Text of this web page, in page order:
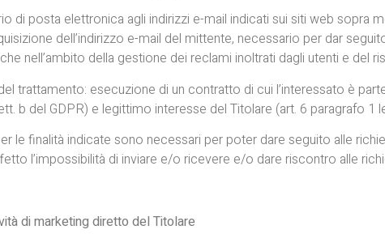
di posta elettronica agli indirizzi e-mail indicati sui siti web
dell’indirizzo e-mail del mittente, necessario per dar
nell’ambito della gestione dei reclami inoltrati dagli utenti e del
trattamento: esecuzione di un contratto di cui l’interessato è
b del GDPR) e legittimo interesse del Titolare (art. 6 paragrafo 1
le finalità indicate sono necessari per poter dare seguito alle
l’impossibilità di inviare e/o ricevere e/o dare riscontro alle
di marketing diretto del Titolare